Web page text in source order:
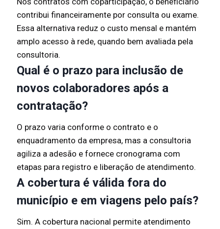
contribui financeiramente por consulta ou exame.
Essa alternativa reduz o custo mensal e mantém
amplo acesso à rede, quando bem avaliada pela
consultoria.
Qual é o prazo para inclusão de
novos colaboradores após a
contratação?
O prazo varia conforme o contrato e o
enquadramento da empresa, mas a consultoria
agiliza a adesão e fornece cronograma com
etapas para registro e liberação de atendimento.
A cobertura é válida fora do
município e em viagens pelo país?
Sim. A cobertura nacional permite atendimento